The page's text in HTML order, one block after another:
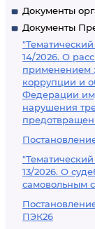
Документы
Документы
14/2026. О
применением
коррупции и
Федерации
нарушения
13/2026. О
самовольным
ПЭК26